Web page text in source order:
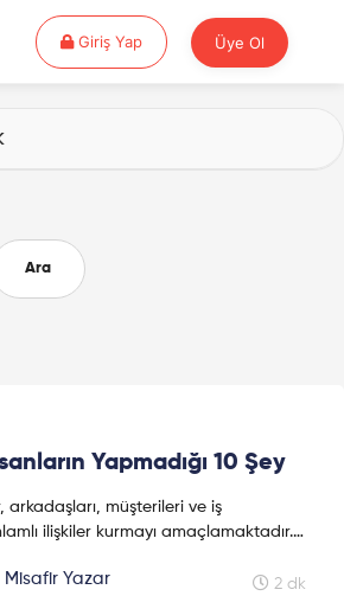
Giriş YapGiriş Yap Üye Ol
Ara
Yapmadığı 10 Şey
arkadaşları, müşterileri ve iş
ilişkiler kurmayı amaçlamaktadır.
bir insan olmak için, "Güvenilir
Misafir Yazar 2 dk